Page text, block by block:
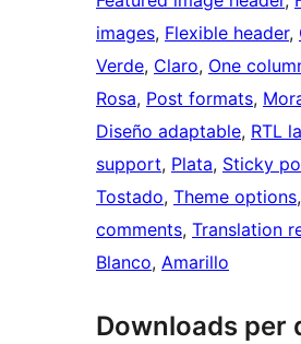
images, Flexible header,
Verde, Claro, One
Rosa, Post formats,
Diseño adaptable, RTL
support, Plata, Sticky
Tostado, Theme options,
comments, Translation
Blanco, Amarillo
Downloads per